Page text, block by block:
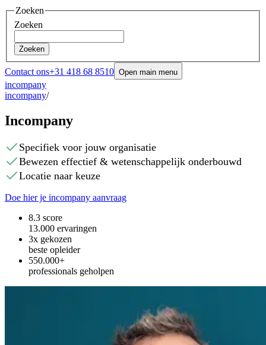
Zoeken
Zoeken
Zoeken
Contact ons+31 418 68 8510 Open main menu
incompany
incompany/
Incompany
Specifiek voor jouw organisatie
Bewezen effectief & wetenschappelijk onderbouwd
Locatie naar keuze
Doe hier je incompany aanvraag
8.3 score
13.000 ervaringen
3x gekozen
beste opleider
550.000+
professionals geholpen